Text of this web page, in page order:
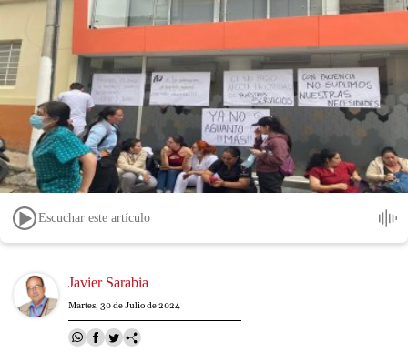
Escuchar este artículo
Image Javier Sarabia
Martes, 30 de Julio de 2024